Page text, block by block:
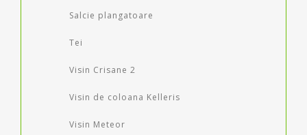
Salcie plangatoare
Tei
Visin Crisane 2
Visin de coloana Kelleris
Visin Meteor